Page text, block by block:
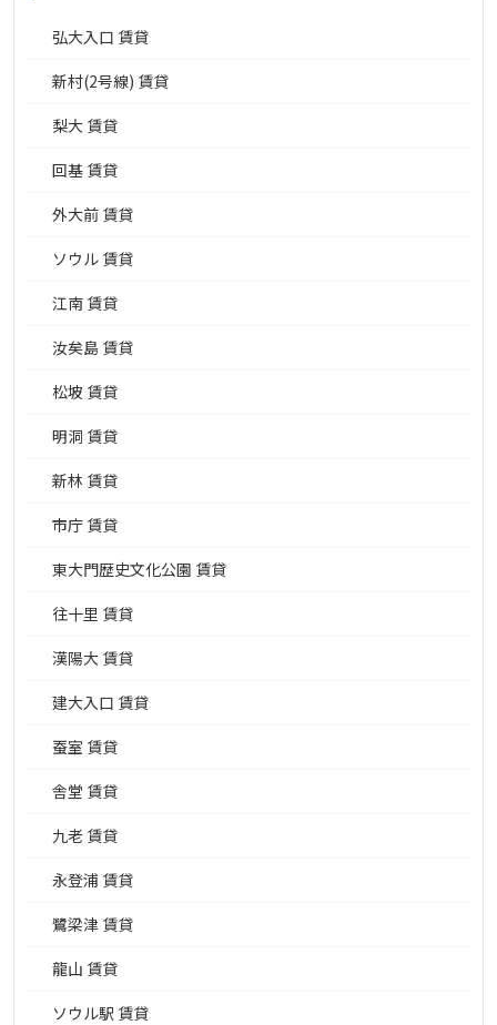
弘大入口 賃貸
新村(2号線) 賃貸
梨大 賃貸
回基 賃貸
外大前 賃貸
ソウル 賃貸
江南 賃貸
汝矣島 賃貸
松坡 賃貸
明洞 賃貸
新林 賃貸
市庁 賃貸
東大門歴史文化公園 賃貸
往十里 賃貸
漢陽大 賃貸
建大入口 賃貸
蚕室 賃貸
舎堂 賃貸
九老 賃貸
永登浦 賃貸
鷺梁津 賃貸
龍山 賃貸
ソウル駅 賃貸